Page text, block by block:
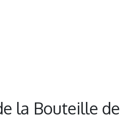
la Bouteille de